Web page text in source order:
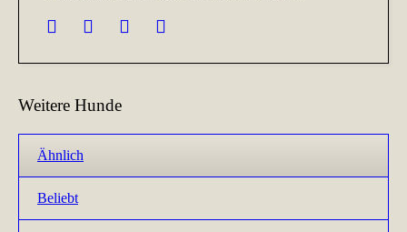
Weitere Hunde
Ähnlich
Beliebt